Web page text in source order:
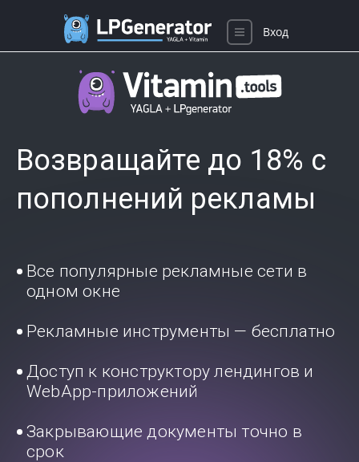
Возвращайте до 18% с
пополнений рекламы
Все популярные рекламные сети в
одном окне
Рекламные инструменты — бесплатно
Доступ к конструктору лендингов и
WebApp-приложений
Закрывающие документы точно в
срок
Вход